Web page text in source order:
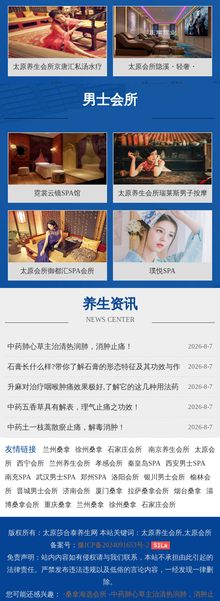
太原养生会所京唐汇私汤水疗
SPA
太原会所隐溪・轻奢・
Massage・SPA
男士会所
霓裳云镜SPA馆 太原养生会所瑞莱斯男子按摩
SPA
太原会所御都汇SPA会所 璞悦SPA
养生资讯
NEWS CENTER
2026-8-7
中药肺心草主治清热润肺，消肿止痛！
2026-8-7
石膏长什么样?带你了解石膏的形态特征及其功效与作
用! 2026-8-7
升麻对治疗咽喉肿痛效果极好,了解它的这几种用法药
用更 2026-8-7
中药五香草具有解表，理气止痛之功效！
2026-8-7
中药土一枝蒿散瘀止痛，解毒消肿！
友情链接 兰州桑拿 徐州桑拿 石家庄会所 南京养生会所
太原会
所
西宁会所 兰州养生会所 孝感会所 秦皇岛SPA
西安男士SPA
南充SPA
武汉男士SPA 郑州SPA 洛阳会所 银川男士会所
榆林会
所
晋城男士会所 济南会所 厦门桑拿 拉萨桑拿会所 烟台桑拿
淄
博桑拿会所
重庆桑拿 兰州桑拿 徐州桑拿 石家庄会所
版权所有：太原莎合泰养生网 本站关键词：太原养生会所,太原会所
备案号： 豫ICP备2024091653号-2 51La
免责声明：站内内容如有侵权请与我们联系，本站不承担由此引起的
法律责任。严禁发布违法违规以及低俗的言论内容，一经发现一律删
除。
您可能还感兴趣： ·桑拿海选会所 ·中药肺心草主治清热润肺，消肿止